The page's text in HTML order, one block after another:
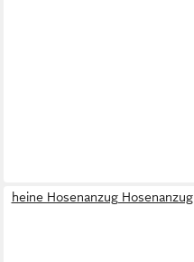
heine Hosenanzug Hosenanzug